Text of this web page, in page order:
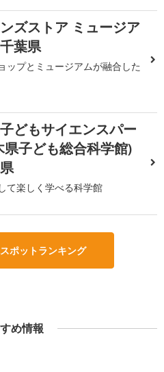
ズストア ミュージア
葉県
ップとミュージアムが融合した
どもサイエンスパー
県子ども総合科学館)
て楽しく学べる科学館
ポットランキング
め情報